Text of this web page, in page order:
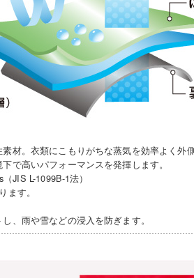
材。衣類にこもりがちな蒸気を効率よく外
で高いパフォーマンスを発揮します。
JIS L-1099B-1法）
ます。
、雨や雪などの浸入を防ぎます。